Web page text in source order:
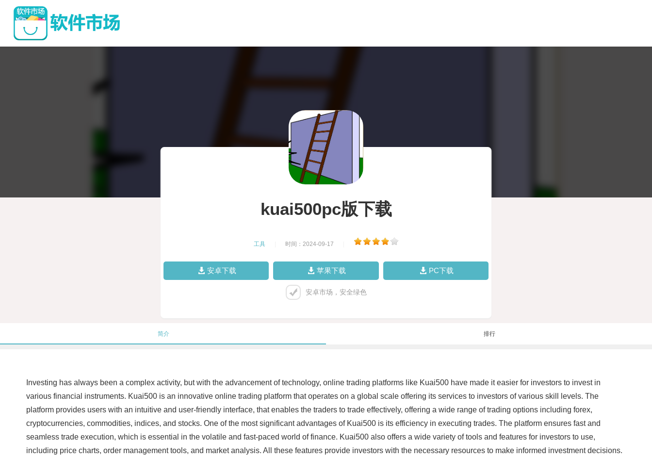
kuai500pc版下载
工具 时间：2024-09-17
安卓下载 苹果下载 PC下载
安卓市场，安全绿色
简介 排行
Investing has always been a complex activity, but with the advancement of technology, online trading platforms like Kuai500 have made it easier for investors to invest in
various financial instruments. Kuai500 is an innovative online trading platform that operates on a global scale offering its services to investors of various skill levels. The
platform provides users with an intuitive and user-friendly interface, that enables the traders to trade effectively, offering a wide range of trading options including forex,
cryptocurrencies, commodities, indices, and stocks. One of the most significant advantages of Kuai500 is its efficiency in executing trades. The platform ensures fast and
seamless trade execution, which is essential in the volatile and fast-paced world of finance. Kuai500 also offers a wide variety of tools and features for investors to use,
including price charts, order management tools, and market analysis. All these features provide investors with the necessary resources to make informed investment decisions.